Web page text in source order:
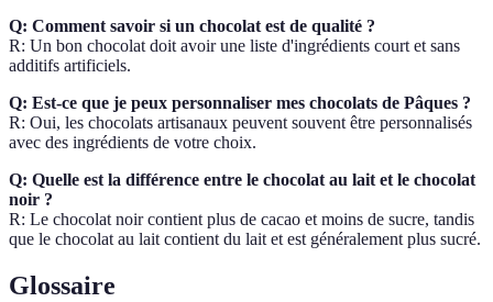
Q: Comment savoir si un chocolat est de qualité ?
R: Un bon chocolat doit avoir une liste d'ingrédients court et sans
additifs artificiels.
Q: Est-ce que je peux personnaliser mes chocolats de Pâques ?
R: Oui, les chocolats artisanaux peuvent souvent être personnalisés
avec des ingrédients de votre choix.
Q: Quelle est la différence entre le chocolat au lait et le chocolat
noir ?
R: Le chocolat noir contient plus de cacao et moins de sucre, tandis
que le chocolat au lait contient du lait et est généralement plus sucré.
Glossaire